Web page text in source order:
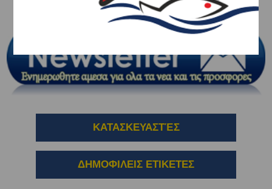
ΚΑΤΗΓΟΡΊΕΣ
ΚΑΤΑΣΚΕΥΑΣΤΈΣ
ΔΗΜΟΦΙΛΕΙΣ ΕΤΙΚΕΤΕΣ